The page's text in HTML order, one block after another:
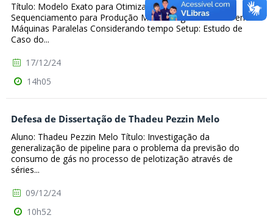
Título: Modelo Exato para Otimização do Problema do
Sequenciamento para Produção Multi-Estágio e Tarefas em
Máquinas Paralelas Considerando tempo Setup: Estudo de
Caso do...
17/12/24
14h05
Defesa de Dissertação de Thadeu Pezzin Melo
Aluno: Thadeu Pezzin Melo Título: Investigação da
generalização de pipeline para o problema da previsão do
consumo de gás no processo de pelotização através de
séries...
09/12/24
10h52